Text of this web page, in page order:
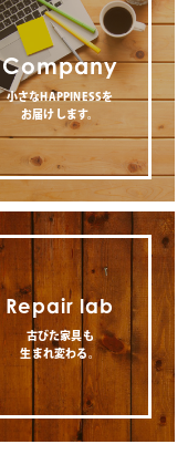
Company
小さなHAPPINESSを
お届けします。
Repair lab
古びた家具も
生まれ変わる。